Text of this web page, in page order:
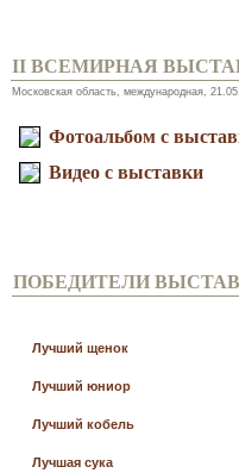
II ВСЕМИРНАЯ
Московская область, международная,
Фотоальбом с
Видео с выставки
ПОБЕДИТЕЛИ
Лучший щенок
Лучший юниор
Лучший кобель
Лучшая сука